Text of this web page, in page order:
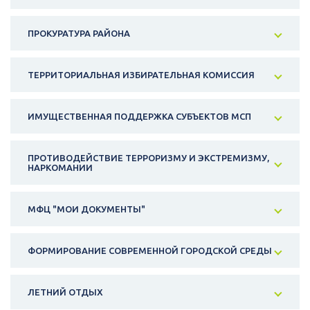
ПРОКУРАТУРА РАЙОНА
ТЕРРИТОРИАЛЬНАЯ ИЗБИРАТЕЛЬНАЯ КОМИССИЯ
ИМУЩЕСТВЕННАЯ ПОДДЕРЖКА СУБЪЕКТОВ МСП
ПРОТИВОДЕЙСТВИЕ ТЕРРОРИЗМУ И ЭКСТРЕМИЗМУ,
НАРКОМАНИИ
МФЦ "МОИ ДОКУМЕНТЫ"
ФОРМИРОВАНИЕ СОВРЕМЕННОЙ ГОРОДСКОЙ СРЕДЫ
ЛЕТНИЙ ОТДЫХ